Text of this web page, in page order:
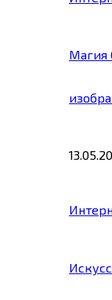
Магия